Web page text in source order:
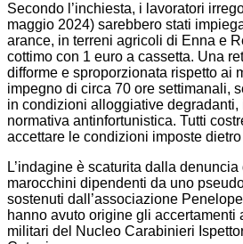
Secondo l’inchiesta, i lavoratori
maggio 2024) sarebbero stati
arance, in terreni agricoli di Enna e
cottimo con 1 euro a cassetta. Una
difforme e sproporzionata rispetto ai
impegno di circa 70 ore settimanali,
in condizioni alloggiative
normativa antinfortunistica. Tutti
accettare le condizioni imposte
L’indagine è scaturita dalla
marocchini dipendenti da uno
sostenuti dall’associazione
hanno avuto origine gli accertamenti
militari del Nucleo Carabinieri